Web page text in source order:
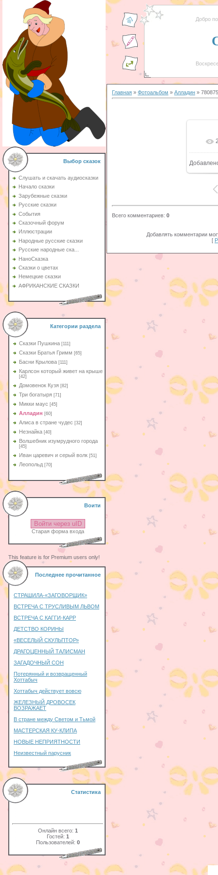
Выбор сказок
Слушать и скачать аудиосказки
Начало сказки
Зарубежные сказки
Русские сказки
События
Сказочный форум
Иллюстрации
Народные русские сказки
Русские народные ска...
НаноСказка
Сказки о цветах
Немецкие сказки
АФРИКАНСКИЕ СКАЗКИ
Категории раздела
Сказки Пушкина [111]
Сказки Братья Гримм [65]
Басни Крылова [111]
Карлсон который живет на крыше
[42]
Домовенок Кузя [82]
Три богатыря [71]
Микки маус [45]
Алладин [60]
Aлиса в стране чудес [32]
Незнайка [40]
Волшебник изумрудного города
[45]
Иван царевич и серый волк [51]
Леопольд [70]
Воити
Войти через uID
Старая форма входа
This feature is for Premium users only!
Последнее прочитанное
СТРАШИЛА-«ЗАГОВОРЩИК»
ВСТРЕЧА С ТРУСЛИВЫМ ЛЬВОМ
ВСТРЕЧА С КАГГИ-КАРР
ДЕТСТВО КОРИНЫ
«ВЕСЕЛЫЙ СКУЛЬПТОР»
ДРАГОЦЕННЫЙ ТАЛИСМАН
ЗАГАДОЧНЫЙ СОН
Потерянный и возвращенный
Хоттабыч
Хоттабыч действует вовсю
ЖЕЛЕЗНЫЙ ДРОВОСЕК
ВОЗРАЖАЕТ
В стране между Светом и Тьмой
МАСТЕРСКАЯ КУ-КЛИПА
НОВЫЕ НЕПРИЯТНОСТИ
Неизвестный парусник
Статистика
Онлайн всего: 1
Гостей: 1
Пользователей: 0
Добро
Главная » Фотоальбом » Алладин » 780875
Всего комментариев: 0
Добавлять комментарии
[